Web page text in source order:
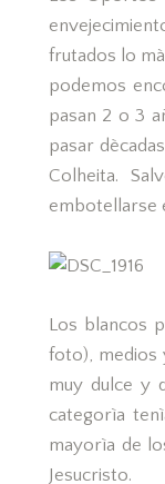
frutados lo
podemos
pasan 2 o 3
pasar
Colheita.
embotellarse
Los blancos
foto), medios
muy dulce y
categorìa
mayorìa de
Jesucristo.